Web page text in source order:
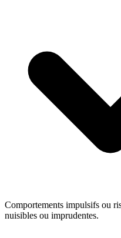
Comportements impulsifs ou
nuisibles ou imprudentes.